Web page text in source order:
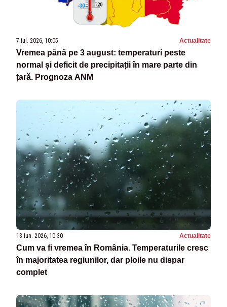
7 iul. 2026, 10:05 Actualitate
Vremea până pe 3 august: temperaturi peste
normal și deficit de precipitații în mare parte din
țară. Prognoza ANM
13 iun. 2026, 10:30 Actualitate
Cum va fi vremea în România. Temperaturile cresc
în majoritatea regiunilor, dar ploile nu dispar
complet